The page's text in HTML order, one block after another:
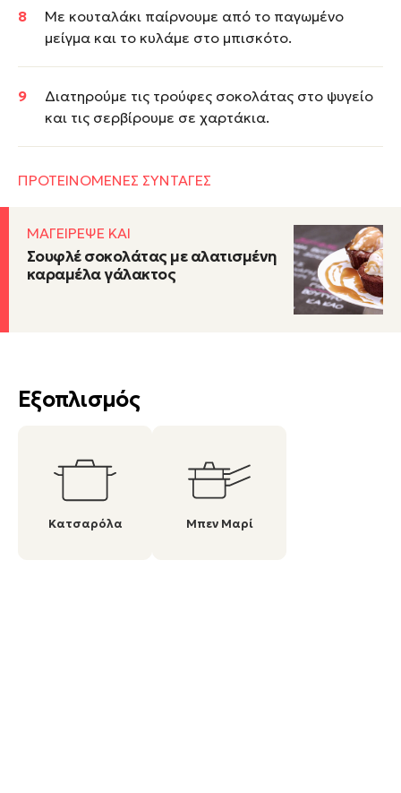
Εξοπλισμός
Κατσαρόλα Μπεν Μαρί
Με κουταλάκι παίρνουμε από το παγωμένο
μείγμα και το κυλάμε στο μπισκότο.
Διατηρούμε τις τρούφες σοκολάτας στο ψυγείο
και τις σερβίρουμε σε χαρτάκια.
ΠΡΟΤΕΙΝΟΜΕΝΕΣ ΣΥΝΤΑΓΕΣ
ΜΑΓΕΙΡΕΨΕ ΚΑΙ
Σουφλέ σοκολάτας με αλατισμένη
καραμέλα γάλακτος